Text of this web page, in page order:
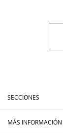
SECCIONES
MÁS INFORMACIÓN